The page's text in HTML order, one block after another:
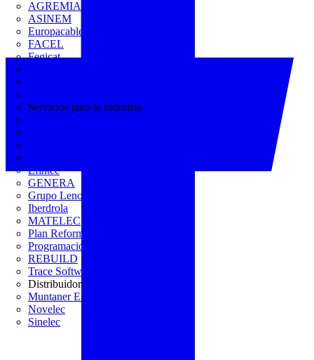
AGREMIA
ASINEM
Europacable
FACEL
Fegicat
Servicios para la industria
Efintec
GENERA
Grupo Lenor
Iberdrola
MATELEC
Plan Reforma
Programación Integral
REBUILD
Trace Software
Distribuidor
Muntaner Electro
Novelec
Sinelec